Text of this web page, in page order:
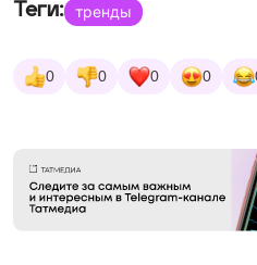
Теги: тренды
0 0 0 0